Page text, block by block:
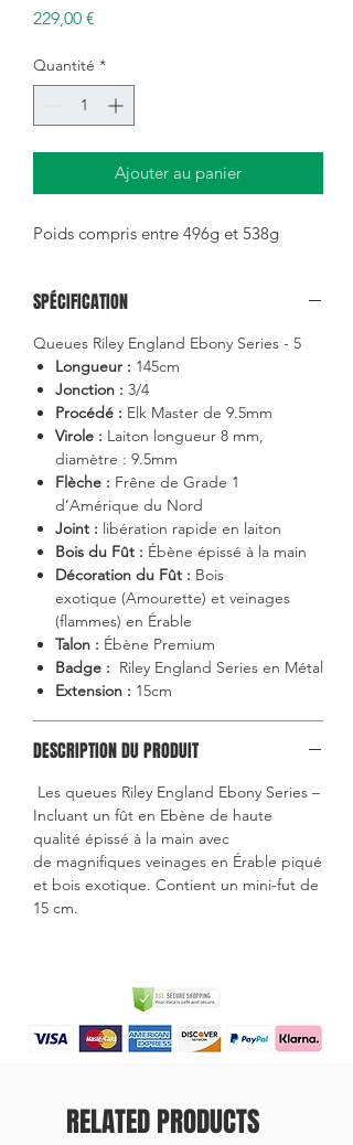
229,00 €
Quantité *
Ajouter au panier
Poids compris entre 496g et 538g
SPÉCIFICATION
Queues Riley England Ebony Series - 5
Longueur : 145cm
Jonction : 3/4
Procédé : Elk Master de 9.5mm
Virole : Laiton longueur 8 mm,
diamètre : 9.5mm
Flèche : Frêne de Grade 1
d’Amérique du Nord
Joint : libération rapide en laiton
Bois du Fût : Ébène épissé à la main
Décoration du Fût : Bois
exotique (Amourette) et veinages
(flammes) en Érable
Talon : Ébène Premium
Badge : Riley England Series en Métal
Extension : 15cm
DESCRIPTION DU PRODUIT
Les queues Riley England Ebony Series –
Incluant un fût en Ebène de haute
qualité épissé à la main avec
de magnifiques veinages en Érable piqué
et bois exotique. Contient un mini-fut de
15 cm.
RELATED PRODUCTS